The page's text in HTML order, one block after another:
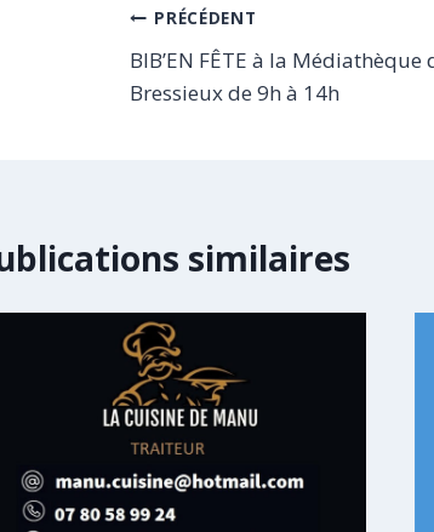
Navigation
de
PRÉCÉDENT
BIB’EN FÊTE à la Médiathèque
Bressieux de 9h à 14h
similaires